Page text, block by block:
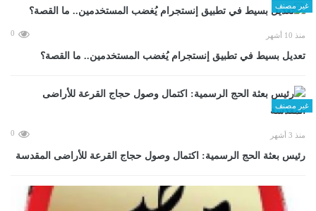
غير مصنف
منذ 10 أشهر 0
تعديل بسيط في تطبيق إنستجرام يُغضب المستخدمين.. ما القصة؟
غير مصنف
منذ 3 أشهر 0
رئيس بعثة الحج الرسمية: اكتمال وصول حجاج القرعة للأراضى المقدسة